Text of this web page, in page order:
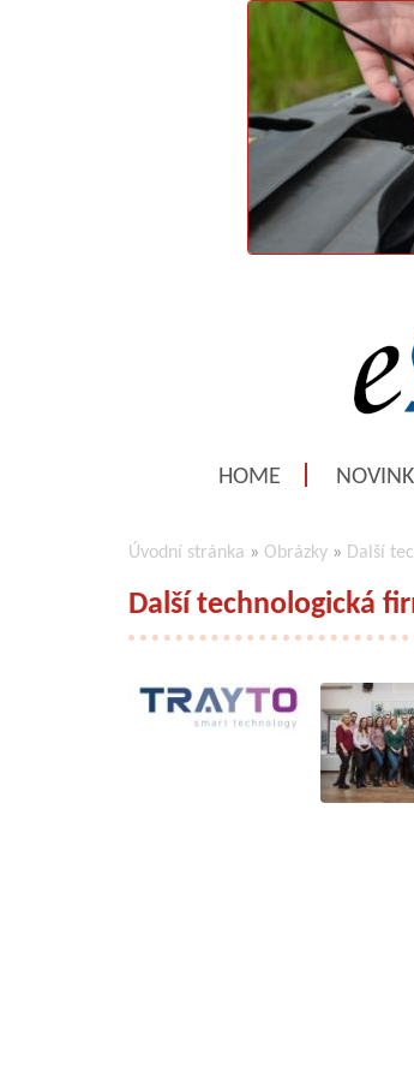
HOME
Úvodní stránka » Obrázky » Další
Další technologická